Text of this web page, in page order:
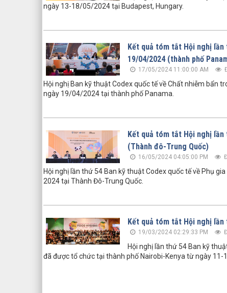
ngày 13-18/05/2024 tại Budapest, Hungary.
Kết quả tóm tắt Hội nghị
19/04/2024 (thành phố
17/05/2024 11:00:00 AM
Hội nghị Ban kỹ thuật Codex quốc tế về Chất nhiễm bẩn
ngày 19/04/2024 tại thành phố Panama.
Kết quả tóm tắt Hội nghị
(Thành đô-Trung Quốc)
16/05/2024 04:05:00 PM
Hội nghị lần thứ 54 Ban kỹ thuật Codex quốc tế về Phụ
2024 tại Thành Đô-Trung Quốc.
Kết quả tóm tắt Hội nghị
19/03/2024 02:29:33 PM
Hội nghị lần thứ 54 Ban kỹ
đã được tổ chức tại thành phố Nairobi-Kenya từ ngày